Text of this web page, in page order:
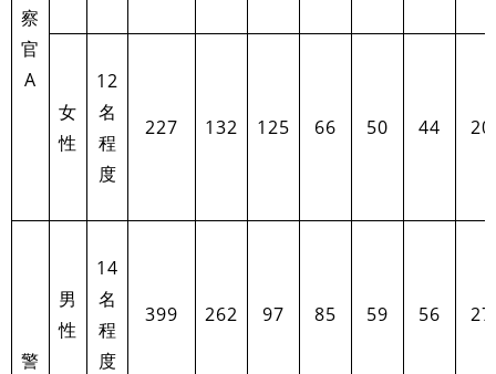
察
官
A
女
性
12
名
程
度
227 132 125 66 50 44 20
警
男
性
14
名
程
度
399 262 97 85 59 56 27